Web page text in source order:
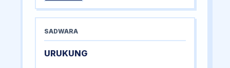
SADWARA
URUKUNG